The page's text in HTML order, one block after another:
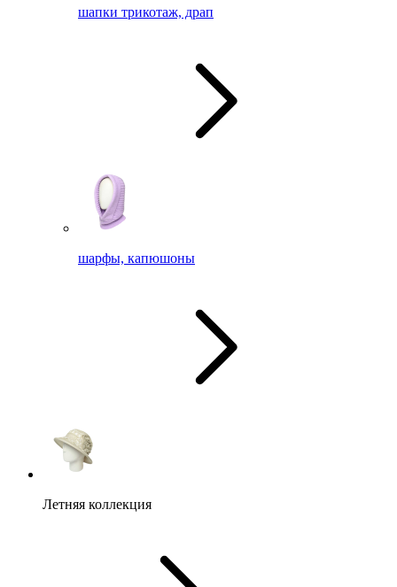
шапки трикотаж, драп
шарфы, капюшоны
Летняя коллекция